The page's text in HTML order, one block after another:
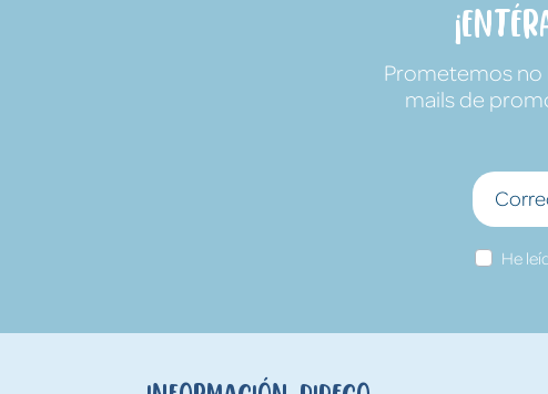
Prometemos no
mails de
He